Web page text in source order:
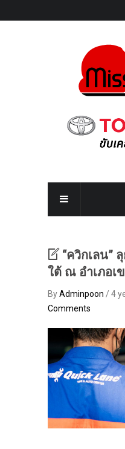
“ควิกเลน”
ใต้ ณ อำเภอเ
ByAdminpoon / 4
Comments